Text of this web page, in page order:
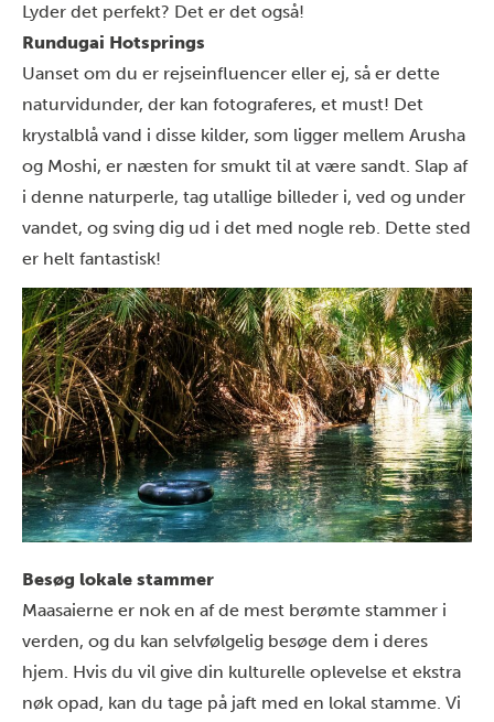
Lyder det perfekt? Det er det også!
Rundugai Hotsprings
Uanset om du er rejseinfluencer eller ej, så er dette
naturvidunder, der kan fotograferes, et must! Det
krystalblå vand i disse kilder, som ligger mellem Arusha
og Moshi, er næsten for smukt til at være sandt. Slap af
i denne naturperle, tag utallige billeder i, ved og under
vandet, og sving dig ud i det med nogle reb. Dette sted
er helt fantastisk!
Besøg lokale stammer
Maasaierne er nok en af de mest berømte stammer i
verden, og du kan selvfølgelig besøge dem i deres
hjem. Hvis du vil give din kulturelle oplevelse et ekstra
nøk opad, kan du tage på jaft med en lokal stamme. Vi